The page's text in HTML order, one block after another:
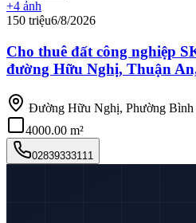
+4 ảnh
150 triệu6/8/2026
Cho thuê đất công nghiệp
đường Hữu Nghị, Thuận
Đường Hữu Nghị, Phường
4000.00 m²
02839333111